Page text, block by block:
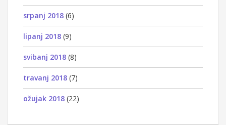
srpanj 2018 (6)
lipanj 2018 (9)
svibanj 2018 (8)
travanj 2018 (7)
ožujak 2018 (22)